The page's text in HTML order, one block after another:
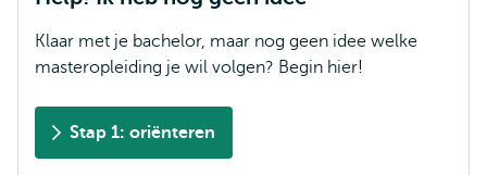
Klaar met je bachelor, maar nog geen idee welke
masteropleiding je wil volgen? Begin hier!
Stap 1: oriënteren